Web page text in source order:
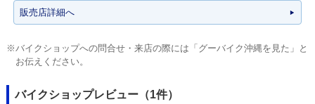
販売店詳細へ
※バイクショップへの問合せ・来店の際には「グーバイク沖縄を見た」と
お伝えください。
バイクショップレビュー（1件）